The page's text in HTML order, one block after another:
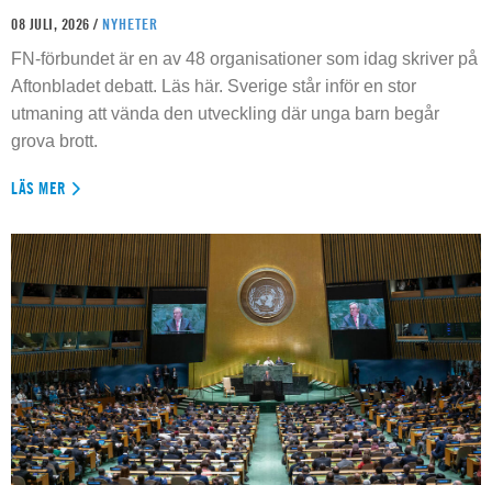
08 JULI, 2026 / NYHETER
FN-förbundet är en av 48 organisationer som idag skriver på
Aftonbladet debatt. Läs här. Sverige står inför en stor
utmaning att vända den utveckling där unga barn begår
grova brott.
LÄS MER